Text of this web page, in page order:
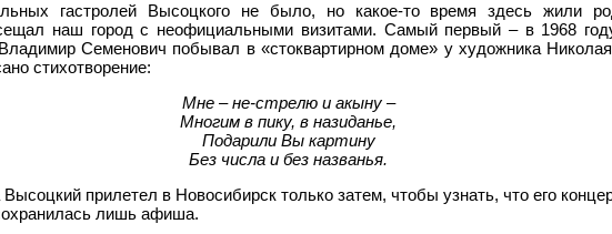
гастролей Высоцкого не было, но какое-то время здесь жили
наш город с неофициальными визитами. Самый первый – в 1968
Семенович побывал в «стоквартирном доме» у художника
стихотворение:
Мне – не-стрелю и акыну –
Многим в пику, в назиданье,
Подарили Вы картину
Без числа и без названья.
прилетел в Новосибирск только затем, чтобы узнать, что его
лишь афиша.